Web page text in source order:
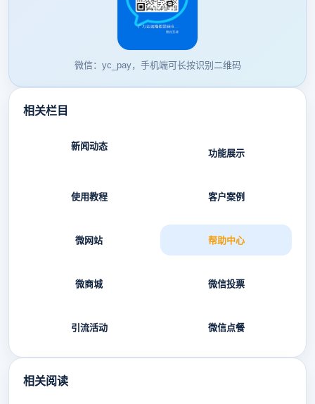
微信：yc_pay，手机端可长按识别二维码
相关栏目
新闻动态
功能展示
使用教程 客户案例
微网站 帮助中心
微商城 微信投票
引流活动 微信点餐
相关阅读